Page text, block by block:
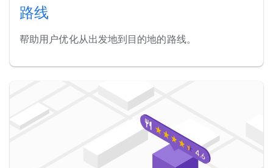
路线
帮助用户优化从出发地到目的地的路线。